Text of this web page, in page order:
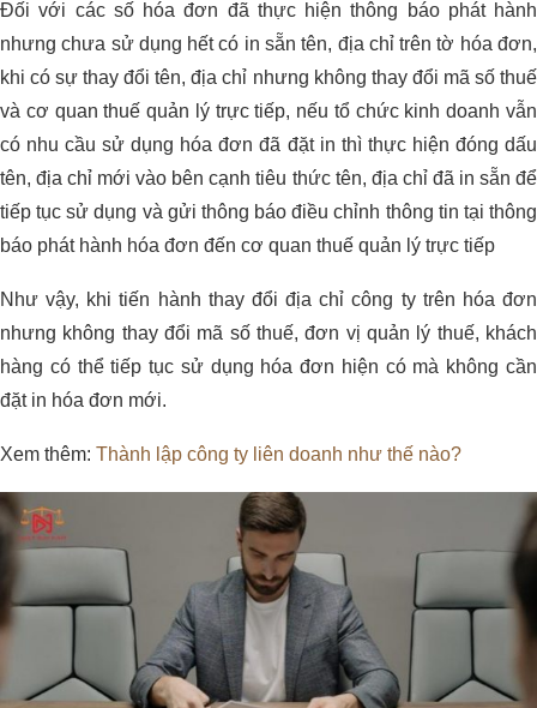
Đối với các số hóa đơn đã thực hiện thông báo phát hành
nhưng chưa sử dụng hết có in sẵn tên, địa chỉ trên tờ hóa đơn,
khi có sự thay đổi tên, địa chỉ nhưng không thay đổi mã số thuế
và cơ quan thuế quản lý trực tiếp, nếu tổ chức kinh doanh vẫn
có nhu cầu sử dụng hóa đơn đã đặt in thì thực hiện đóng dấu
tên, địa chỉ mới vào bên cạnh tiêu thức tên, địa chỉ đã in sẵn để
tiếp tục sử dụng và gửi thông báo điều chỉnh thông tin tại thông
báo phát hành hóa đơn đến cơ quan thuế quản lý trực tiếp
Như vậy, khi tiến hành thay đổi địa chỉ công ty trên hóa đơn
nhưng không thay đổi mã số thuế, đơn vị quản lý thuế, khách
hàng có thể tiếp tục sử dụng hóa đơn hiện có mà không cần
đặt in hóa đơn mới.
Xem thêm: Thành lập công ty liên doanh như thế nào?